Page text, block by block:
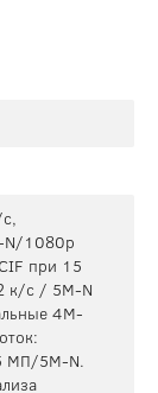
N/1080p
при 15
к/c / 5M-N
4M-
МП/5M-N.